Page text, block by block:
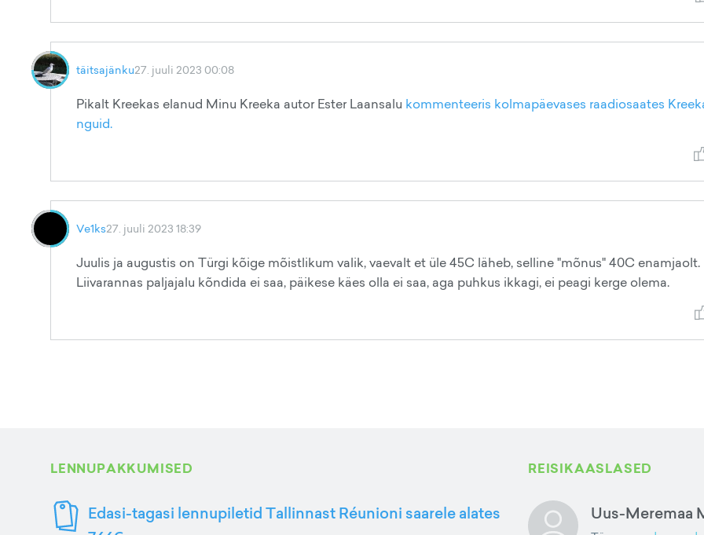
täitsajänku27. juuli 2023 00:08
Pikalt Kreekas elanud Minu Kreeka autor Ester Laansalu kommenteeris kolmapäevases raadiosaates
nguid.
Ve1ks27. juuli 2023 18:39
Juulis ja augustis on Türgi kõige mõistlikum valik, vaevalt et üle 45C läheb, selline "mõnus" 40C enamjaolt.
Liivarannas paljajalu kõndida ei saa, päikese käes olla ei saa, aga puhkus ikkagi, ei peagi kerge olema.
LENNUPAKKUMISED
Edasi-tagasi lennupiletid Tallinnast Réunioni saarele alates
REISIKAASLASED
Uus-Meremaa